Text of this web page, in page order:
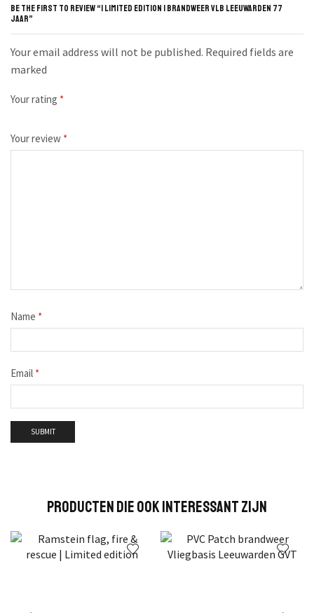
BE THE FIRST TO REVIEW “| LIMITED EDITION | BRANDWEER VLB LEEUWARDEN 77
JAAR”
Your email address will not be published. Required fields are
marked
Your rating *
Your review *
Name *
Email *
Producten Die Ook Interessant Zijn